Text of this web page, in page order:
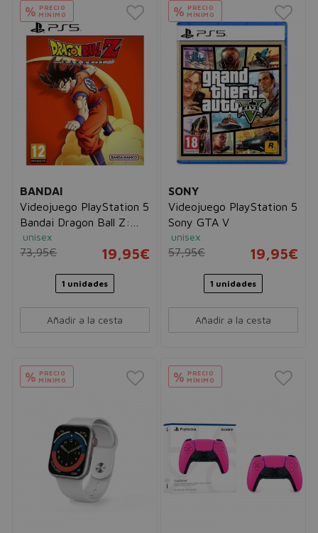
% PRECIO
MÍNIMO
BANDAI
Videojuego PlayStation 5
Bandai Dragon Ball Z:
Kakarot
unisex
73,95€ 19,95€
1 unidades
Añadir a la cesta
% PRECIO
MÍNIMO
SONY
Videojuego PlayStation 5
Sony GTA V
unisex
57,95€ 19,95€
1 unidades
Añadir a la cesta
% PRECIO
MÍNIMO
% PRECIO
MÍNIMO